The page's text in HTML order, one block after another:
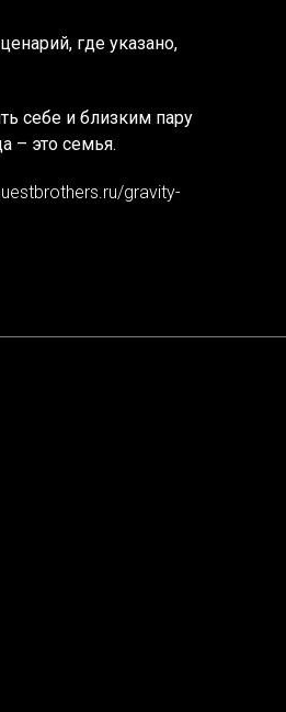
где указано,
себе и близким пару
– это семья.
gravity-